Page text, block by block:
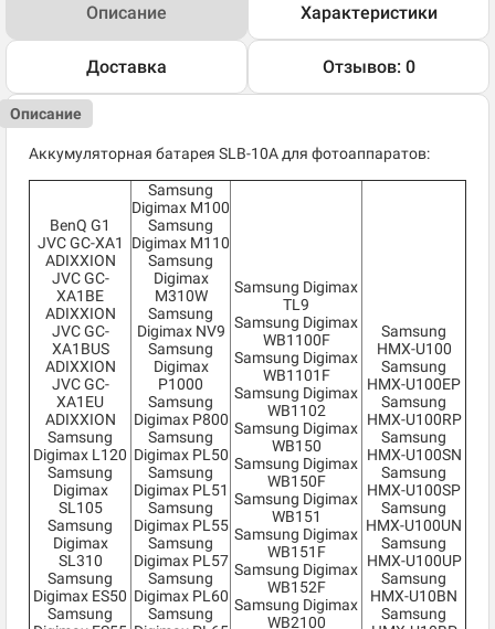
Описание Характеристики
Доставка Отзывов: 0
Описание
Аккумуляторная батарея SLB-10A для фотоаппаратов:
BenQ G1
JVC GC-XA1
ADIXXION
JVC GC-
XA1BE
ADIXXION
JVC GC-
XA1BUS
ADIXXION
JVC GC-
XA1EU
ADIXXION
Samsung
Digimax L120
Samsung
Digimax
SL105
Samsung
Digimax
SL310
Samsung
Digimax ES50
Samsung
Samsung
Digimax M100
Samsung
Digimax M110
Samsung
Digimax
M310W
Samsung
Digimax NV9
Samsung
Digimax
P1000
Samsung
Digimax P800
Samsung
Digimax PL50
Samsung
Digimax PL51
Samsung
Digimax PL55
Samsung
Digimax PL57
Samsung
Digimax PL60
Samsung
Samsung Digimax
TL9
Samsung Digimax
WB1100F
Samsung Digimax
WB1101F
Samsung Digimax
WB1102
Samsung Digimax
WB150
Samsung Digimax
WB150F
Samsung Digimax
WB151
Samsung Digimax
WB151F
Samsung Digimax
WB152F
Samsung Digimax
WB2100
Samsung
HMX-U100
Samsung
HMX-U100EP
Samsung
HMX-U100RP
Samsung
HMX-U100SN
Samsung
HMX-U100SP
Samsung
HMX-U100UN
Samsung
HMX-U100UP
Samsung
HMX-U10BN
Samsung